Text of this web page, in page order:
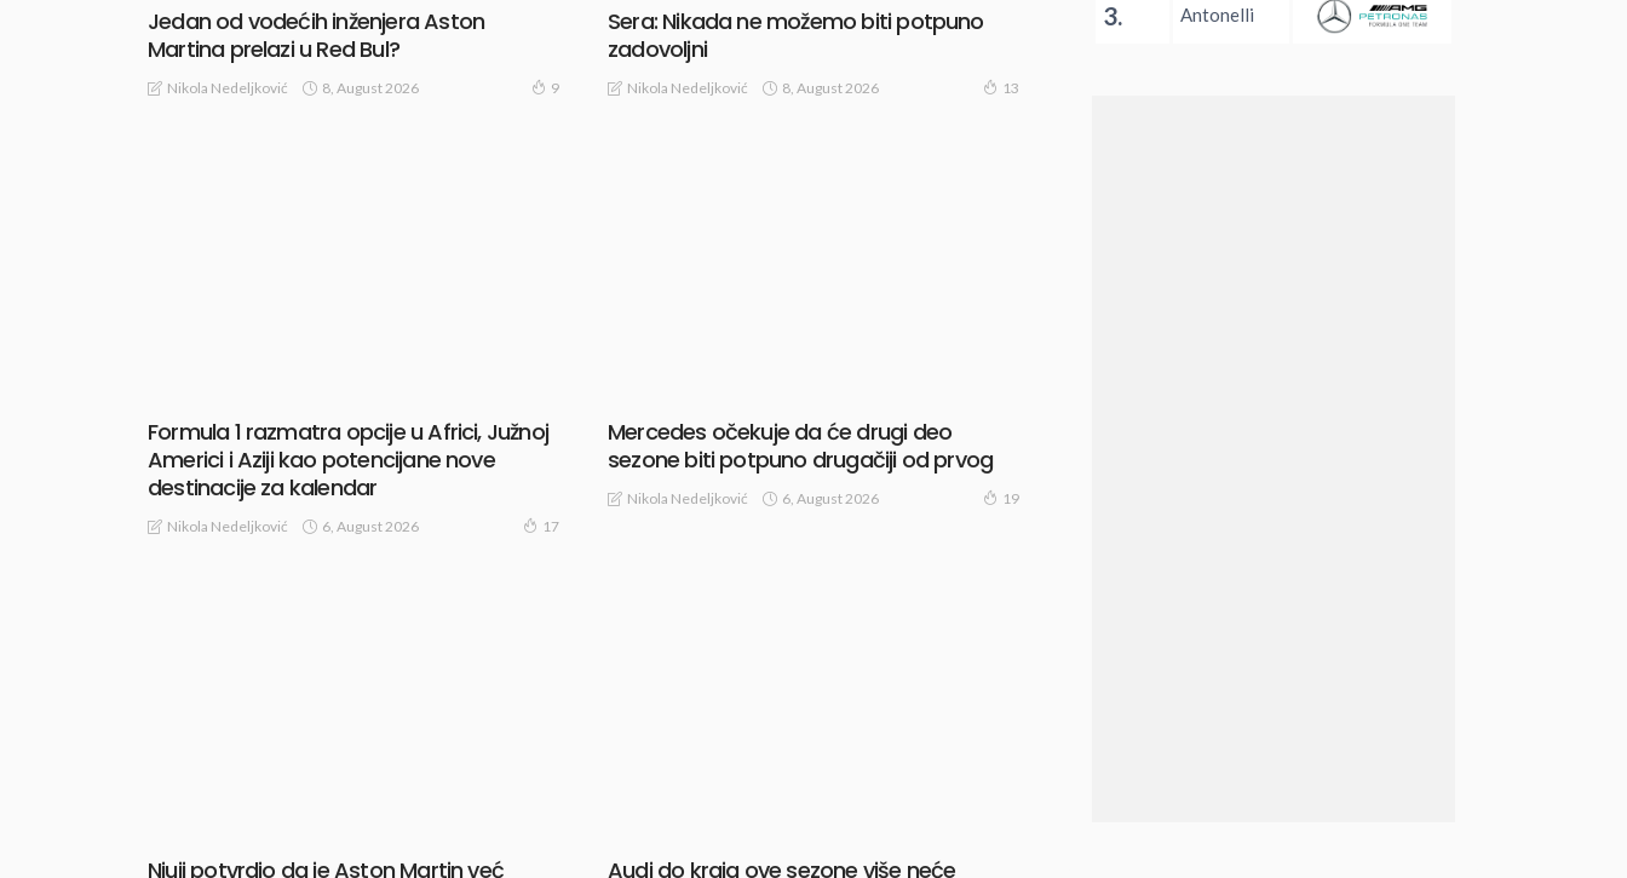
Jedan od vodećih inženjera Aston
Martina prelazi u Red Bul?
Nikola Nedeljković 8, August 2026 9
Sera: Nikada ne možemo biti potpuno
zadovoljni
Nikola Nedeljković 8, August 2026 13
Formula 1 razmatra opcije u Africi, Južnoj
Americi i Aziji kao potencijane nove
destinacije za kalendar
Nikola Nedeljković 6, August 2026 17
Mercedes očekuje da će drugi deo
sezone biti potpuno drugačiji od prvog
Nikola Nedeljković 6, August 2026 19
Njuji potvrdio da je Aston Martin već Audi do kraja ove sezone više neće
3. Antonelli